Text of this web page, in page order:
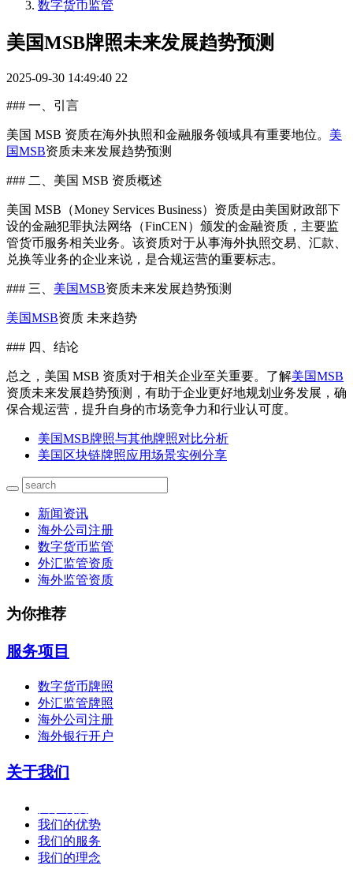
数字货币监管
美国MSB牌照未来发展趋势预测
2025-09-30 14:49:40 22
### 一、引言
美国 MSB 资质在海外执照和金融服务领域具有重要地位。 美
国MSB资质未来发展趋势预测
### 二、美国 MSB 资质概述
美国 MSB（Money Services Business）资质是由美国财政部下
设的金融犯罪执法网络（FinCEN）颁发的金融资质，主要监
管货币服务相关业务。该资质对于从事海外执照交易、汇款、
兑换等业务的企业来说，是合规运营的重要标志。
### 三、 美国MSB资质未来发展趋势预测
美国MSB资质 未来趋势
### 四、结论
总之，美国 MSB 资质对于相关企业至关重要。了解美国MSB
资质未来发展趋势预测，有助于企业更好地规划业务发展，确
保合规运营，提升自身的市场竞争力和行业认可度。
美国MSB牌照与其他牌照对比分析
美国区块链牌照应用场景实例分享
新闻资讯
海外公司注册
数字货币监管
外汇监管资质
海外监管资质
为你推荐
服务项目
数字货币牌照
外汇监管牌照
海外公司注册
海外银行开户
关于我们
我们的优势
我们的服务
我们的理念